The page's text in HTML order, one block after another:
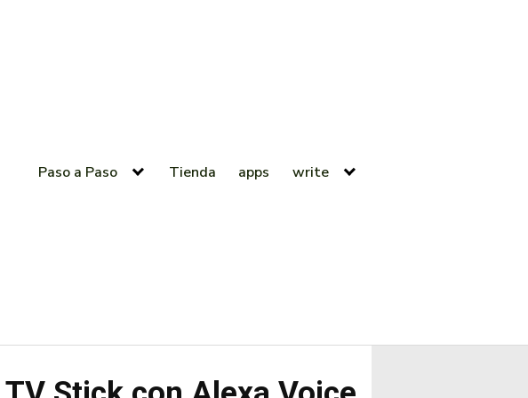
Paso a Paso Tienda apps write